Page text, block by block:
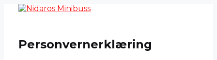
Hopp
Personvernerklæring